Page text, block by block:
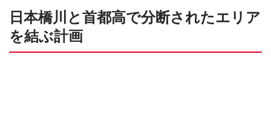
日本橋川と首都高で分断されたエリア
を結ぶ計画